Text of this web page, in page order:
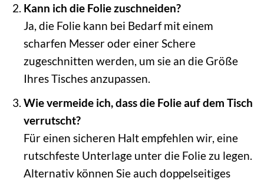
Kann ich die Folie zuschneiden?
Ja, die Folie kann bei Bedarf mit einem
scharfen Messer oder einer Schere
zugeschnitten werden, um sie an die Größe
Ihres Tisches anzupassen.
Wie vermeide ich, dass die Folie auf dem Tisch
verrutscht?
Für einen sicheren Halt empfehlen wir, eine
rutschfeste Unterlage unter die Folie zu legen.
Alternativ können Sie auch doppelseitiges